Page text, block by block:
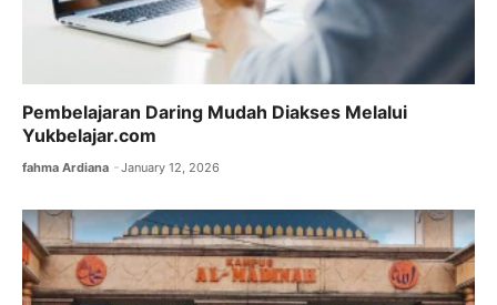
Pembelajaran Daring Mudah Diakses Melalui
Yukbelajar.com
fahma Ardiana January 12, 2026